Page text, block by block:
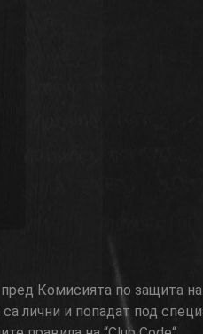
Комисията по защита
са лични и попадат под